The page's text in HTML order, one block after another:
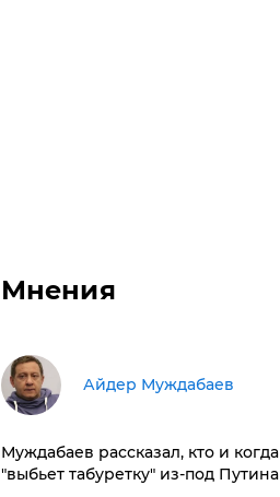
Мнения
Айдер Муждабаев
Муждабаев рассказал, кто и когда
"выбьет табуретку" из-под Путина